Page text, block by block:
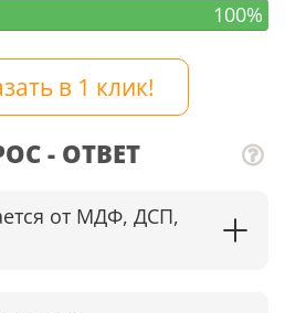
100%
в 1 клик!
- ОТВЕТ
от МДФ, ДСП,